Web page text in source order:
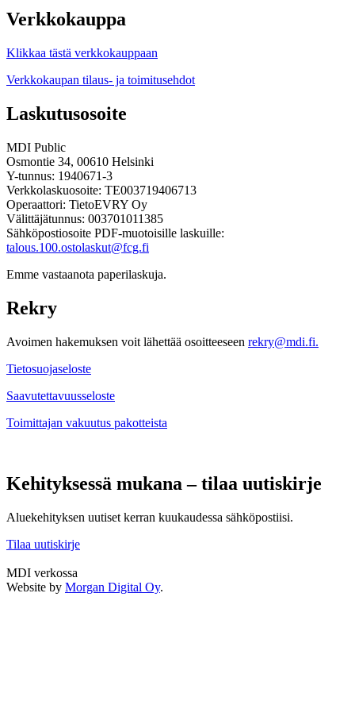
Verkkokauppa
Klikkaa tästä verkkokauppaan
Verkkokaupan tilaus- ja toimitusehdot
Laskutusosoite
MDI Public
Osmontie 34, 00610 Helsinki
Y-tunnus: 1940671-3
Verkkolaskuosoite: TE003719406713
Operaattori: TietoEVRY Oy
Välittäjätunnus: 003701011385
Sähköpostiosoite PDF-muotoisille laskuille:
talous.100.ostolaskut@fcg.fi
Emme vastaanota paperilaskuja.
Rekry
Avoimen hakemuksen voit lähettää osoitteeseen rekry@mdi.fi.
Tietosuojaseloste
Saavutettavuusseloste
Toimittajan vakuutus pakotteista
Kehityksessä mukana – tilaa uutiskirje
Aluekehityksen uutiset kerran kuukaudessa sähköpostiisi.
Tilaa uutiskirje
MDI verkossa
Twitter
LinkedIn
Instagram
Facebook
Website by Morgan Digital Oy.